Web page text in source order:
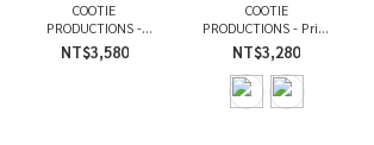
COOTIE
PRODUCTIONS -
Ribbed Tank Top (2
Pack) / WHITE & ASH
NT$3,580
COOTIE
PRODUCTIONS - Print
S/S Tee - DANCE /
2COLORS
NT$3,280